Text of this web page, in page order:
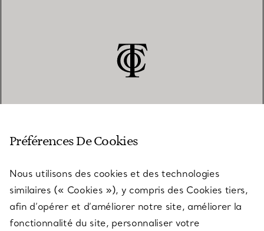
SERVICES
À PROPOS
Préférences De Cookies
Nous utilisons des cookies et des technologies
similaires (« Cookies »), y compris des Cookies tiers,
afin d’opérer et d’améliorer notre site, améliorer la
fonctionnalité du site, personnaliser votre